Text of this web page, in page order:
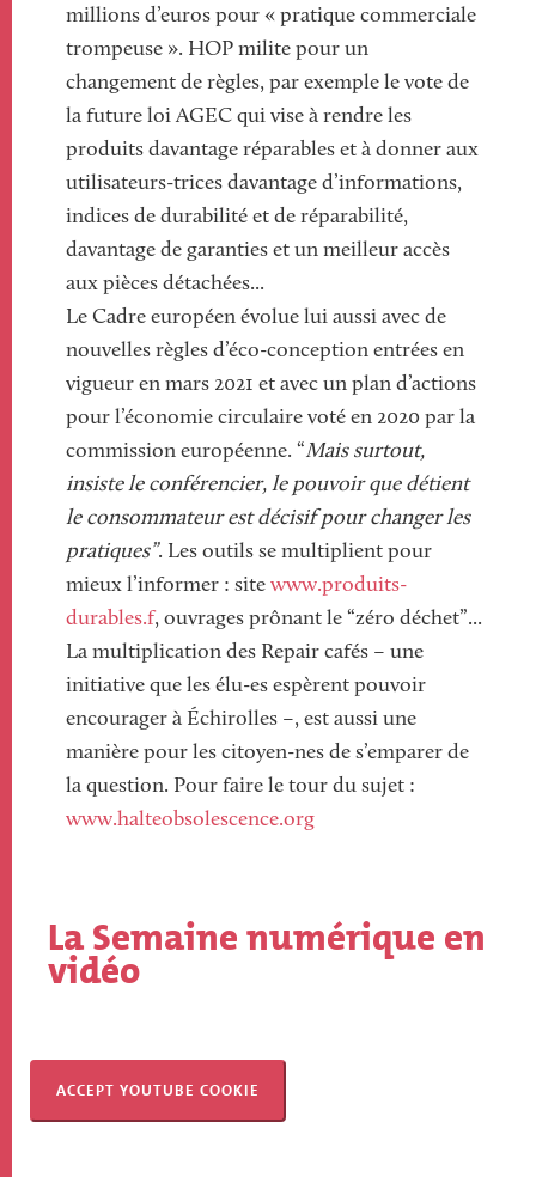
millions d’euros pour « pratique commerciale
trompeuse ». HOP milite pour un
changement de règles, par exemple le vote de
la future loi AGEC qui vise à rendre les
produits davantage réparables et à donner aux
utilisateurs-trices davantage d’informations,
indices de durabilité et de réparabilité,
davantage de garanties et un meilleur accès
aux pièces détachées...
Le Cadre européen évolue lui aussi avec de
nouvelles règles d’éco-conception entrées en
vigueur en mars 2021 et avec un plan d’actions
pour l’économie circulaire voté en 2020 par la
commission européenne. “Mais surtout,
insiste le conférencier, le pouvoir que détient
le consommateur est décisif pour changer les
pratiques”. Les outils se multiplient pour
mieux l’informer : site www.produits-
durables.f, ouvrages prônant le “zéro déchet”...
La multiplication des Repair cafés – une
initiative que les élu-es espèrent pouvoir
encourager à Échirolles –, est aussi une
manière pour les citoyen-nes de s’emparer de
la question. Pour faire le tour du sujet :
www.halteobsolescence.org
Titre
La Semaine numérique en
vidéo
ACCEPT YOUTUBE COOKIE